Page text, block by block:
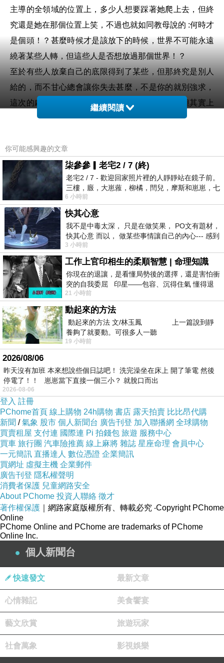
主導的全領域的位置上，多少人想要踩著她爬上去，但終
究還是她在那個位置上笑，不過也就如同教母說的 :何時才
是個頭！？甚麼時候才是該放下的時候，世界不可能永遠
繞著某些人轉，但這些人是否想放過那個世界！？
至於有些人放棄自己的底限得到了某些，但那終究是別人
給的，而不甘心總會讓你失去甚麼，不是你的就別強求，
這次的劇本中好像也多了那麼一點東方的哲學，但其實上
一部也有，總覺得或許那個奢糜的世界裡總需要雪亮的
簡短卻是風格非常突出的腳色，說實在真的也把整部片撐
上另一個層次。
而或許這其中也看見世界改變了，時尚產業也改變了，而
某些人雖然會離去，但那個影響卻會深刻的影響些甚麼，
你要說那些共同經歷的或許都會釀出些甚麼，凡走過必留
下痕跡，真的要留點給探聽，或許機會就在那個不期而遇
之間。
ＰＳ：每個人似乎都改變了些甚麼，但卻又有些不變，這
其實就是真實的人生，而那些改變或許都讓整體的影片更
貼近人味，而或許就是為了把人更立體，也或許是獲得了
真實女主的首肯！？至於時尚大片的美就是那些令人神往
的精品，毫無懸念，而這部的大ｂｏｓｓ的服裝似乎走向
高調！？至於他們說的致敬的藍毛衣（我只能說人要衣
裝）
繼續閱讀
你可能感興趣的文章
柒參參▎老宅2 / 7 (終)
老宅2 / 7 - 歡迎回家照片裡的人靜靜站在鏡子前。
三樓，廄，大崽蕥，柳橘，閆兒，摩斯和崽崽，七
個人整整齊齊地站在鏡框之外，如同
6 小時前
快其心意
我不是中毒太深， 只是在做笑果， PO文有題材，
快其心意 而以， 做某些事情讓自己的內心--- 感到
愉快。
3 小時前
工作上官印相生的柔順智慧 | 命理知識
你現在的退讓，是看懂局勢後的選擇，還是害怕衝
突的自我委屈 印星——包容、沉得住氣 懂得退
一步觀察，不會
21 小時前
動起來的方法
動起來的方法 文/林玉鳳 上一篇說到靜
養夠了就要動。可很多人一聽
19 小時前
2026/08/06
昨天沒有加班 本來想說些個日誌吧！ 洗完澡坐在床上 開了筆電 然後
停電了！！ 崽崽當下直接一個三小？ 就脫口而出
2026-08-06
登入 註冊
PChome首頁 線上購物 24h購物 書店 露天拍賣 比比昂代購
新聞 /氣象 股市 個人新聞台 廣告刊登 加入聯播網 全球購物
買賣租屋 支付連 國際連 Pi 拍錢包 旅遊 服務中心
買車 旅行團 汽車險推薦 線上麻將 雜誌 星座命理 會員中心
一元簡訊 直播達人 數位憑證 企業簡訊
買網址 虛擬主機 企業郵件
廣告刊登 隱私權聲明
消費者保護 兒童網路安全
About PChome 投資人聯絡 徵才
著作權保護 ｜網路家庭版權所有、轉載必究 ‧Copyright PChome
Online
PChome Online and PChome are trademarks of PChome
Online Inc.
個人新聞台
快速發文 最新文章
心情雜記 美食饗宴
藝文欣賞 旅遊玩家
社會萬象 影視娛樂